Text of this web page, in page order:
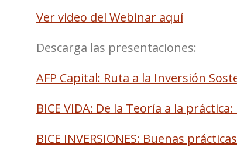
Ver video del Webinar aquí
Descarga las presentaciones:
AFP Capital: Ruta a la Inversión
BICE VIDA: De la Teoría a la
BICE INVERSIONES: Buenas